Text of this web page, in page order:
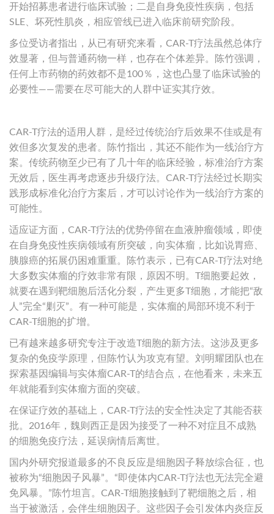
开始招募患者进行临床试验；二是自身免疫性疾病，包括
SLE、坏死性肌炎，相应管线已进入临床前研究阶段。
多位受访者指出，从已有研究来看，CAR-T疗法虽然总体疗
效显著，但与普通药物一样，也存在个体差异。陈竹强调，
任何上市药物的药效都不是100％，这也凸显了临床试验的
必要性——需要在尽可能大的人群中证实其疗效。
CAR-T疗法的适用人群，是经过传统治疗后效果不佳或是有
效但多次复发的患者。陈竹指出，其还不能作为一线治疗方
案。传统药物至少已有了几十年的临床经验，标准治疗方案
无效后，医生再考虑逐步升级疗法。CAR-T疗法经过长期实
践形成标准化治疗方案后，才可以讨论作为一线治疗方案的
可能性。
适应证方面，CAR-T疗法的优势停留在血液肿瘤领域，即使
在自身免疫性疾病领域有所突破，向实体瘤，比如说胃癌、
胰腺癌的拓展仍困难重重。陈竹表示，已有CAR-T疗法对绝
大多数实体瘤的疗效非常有限，原因不明。T细胞要起效，
就要在遇到靶细胞后活化分裂，产生更多T细胞，才能把“敌
人”完全“剿灭”。有一种可能是，实体瘤的局部环境不利于
CAR-T细胞的扩增。
已有越来越多研究专注于改造T细胞的新方法。这涉及更多
复杂的免疫学原理，但陈竹认为攻克有望。刘明耀团队也在
探索基因编辑与实体瘤CAR-T的结合点，在他看来，未来五
年就能看到实体瘤方面的突破。
在保证疗效的基础上，CAR-T疗法的安全性决定了其能否获
批。2016年，魏则西正是因为接受了一种不对症且不成熟
的细胞免疫疗法，延误病情后离世。
国内外研究报道最多的不良反应是细胞因子释放综合征，也
被称为“细胞因子风暴”。“即使体内CAR-T疗法也无法完全避
免风暴。”陈竹坦言。CAR-T细胞接触到了靶细胞之后，相
当于被激活，会伴生细胞因子。这些因子会引发体内炎症反